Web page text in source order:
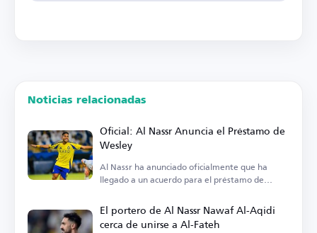
Noticias relacionadas
Oficial: Al Nassr Anuncia el Préstamo de
Wesley
Al Nassr ha anunciado oficialmente que ha
llegado a un acuerdo para el préstamo de
El portero de Al Nassr Nawaf Al-Aqidi
cerca de unirse a Al-Fateh